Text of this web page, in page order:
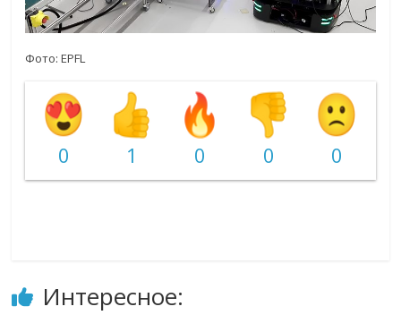
Фото:EPFL
0 1 0 0 0
Интересное: